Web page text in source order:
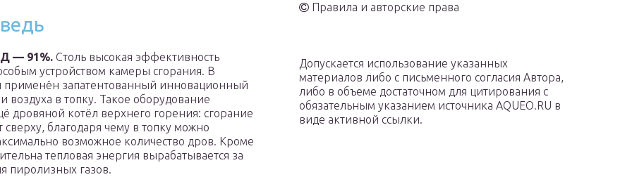
— 91%. Столь высокая эффективность
устройством камеры сгорания. В
применён запатентованный инновационный
воздуха в топку. Такое оборудование
дровяной котёл верхнего горения: сгорание
сверху, благодаря чему в топку можно
возможное количество дров. Кроме
тепловая энергия вырабатывается за
пиролизных газов.
Правила и авторские права
Допускается использование указанных
материалов либо с письменного согласия Автора,
либо в объеме достаточном для цитирования с
обязательным указанием источника AQUEO.RU в
виде активной ссылки.